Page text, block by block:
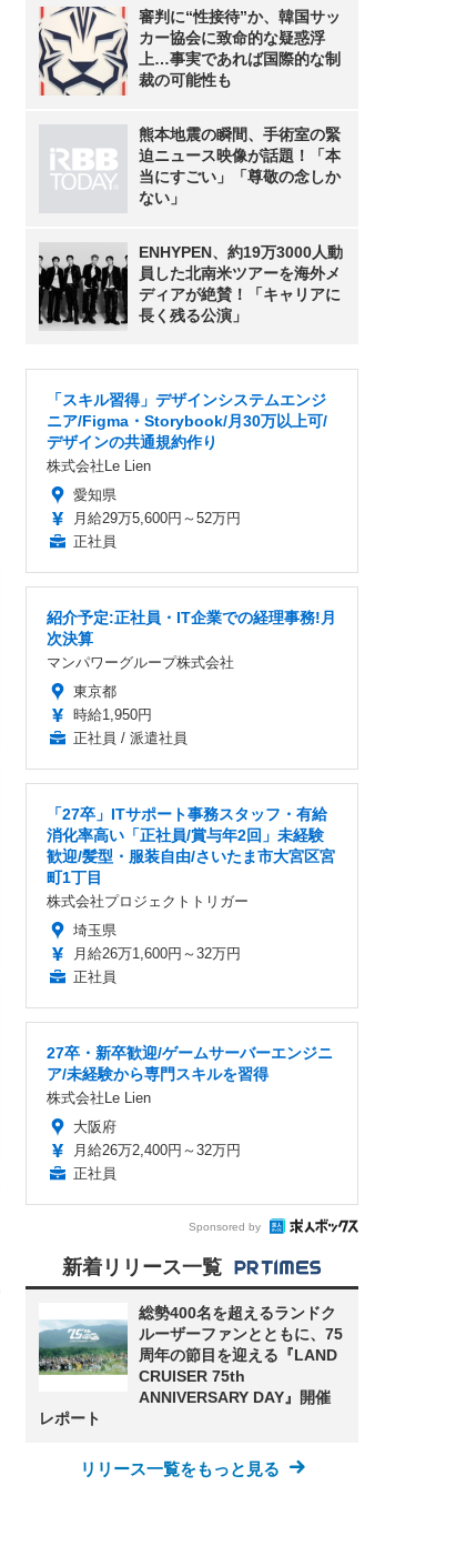
審判に“性接待”か、韓国サッ
カー協会に致命的な疑惑浮
上…事実であれば国際的な制
裁の可能性も
熊本地震の瞬間、手術室の緊
迫ニュース映像が話題！「本
当にすごい」「尊敬の念しか
ない」
ENHYPEN、約19万3000人動
員した北南米ツアーを海外メ
ディアが絶賛！「キャリアに
長く残る公演」
「スキル習得」デザインシステムエンジ
ニア/Figma・Storybook/月30万以上可/
デザインの共通規約作り
株式会社Le Lien
愛知県
月給29万5,600円～52万円
正社員
紹介予定:正社員・IT企業での経理事務!月
次決算
マンパワーグループ株式会社
東京都
時給1,950円
正社員 / 派遣社員
「27卒」ITサポート事務スタッフ・有給
消化率高い「正社員/賞与年2回」未経験
歓迎/髪型・服装自由/さいたま市大宮区宮
町1丁目
株式会社プロジェクトトリガー
埼玉県
月給26万1,600円～32万円
正社員
27卒・新卒歓迎/ゲームサーバーエンジニ
ア/未経験から専門スキルを習得
株式会社Le Lien
大阪府
月給26万2,400円～32万円
正社員
Sponsored by
新着リリース一覧
総勢400名を超えるランドク
ルーザーファンとともに、75
周年の節目を迎える『LAND
CRUISER 75th
ANNIVERSARY DAY』開催
レポート
リリース一覧をもっと見る